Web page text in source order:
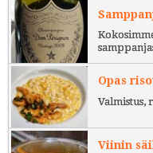
Opas
Valmistus,
Viinin